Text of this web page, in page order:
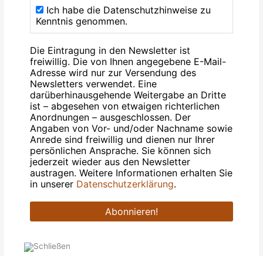
Ich habe die Datenschutzhinweise zu
Kenntnis genommen.
Die Eintragung in den Newsletter ist
freiwillig. Die von Ihnen angegebene E-Mail-
Adresse wird nur zur Versendung des
Newsletters verwendet. Eine
darüberhinausgehende Weitergabe an Dritte
ist – abgesehen von etwaigen richterlichen
Anordnungen – ausgeschlossen. Der
Angaben von Vor- und/oder Nachname sowie
Anrede sind freiwillig und dienen nur Ihrer
persönlichen Ansprache. Sie können sich
jederzeit wieder aus den Newsletter
austragen. Weitere Informationen erhalten Sie
in unserer Datenschutzerklärung.